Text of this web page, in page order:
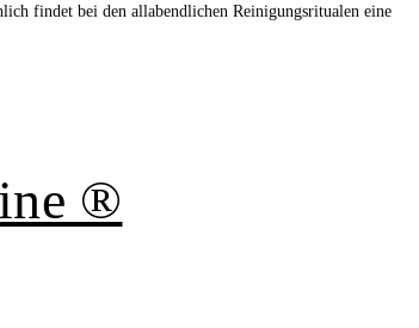
findet bei den allabendlichen Reinigungsritualen eine
®